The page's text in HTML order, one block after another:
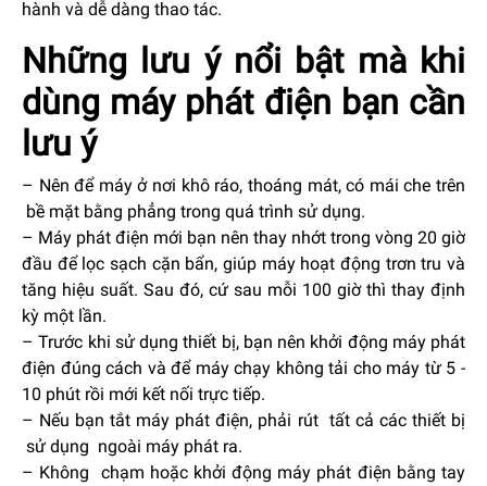
hành và dễ dàng thao tác.
Những lưu ý nổi bật mà khi
dùng máy phát điện bạn cần
lưu ý
– Nên để máy ở nơi khô ráo, thoáng mát, có mái che trên
bề mặt bằng phẳng trong quá trình sử dụng.
– Máy phát điện mới bạn nên thay nhớt trong vòng 20 giờ
đầu để lọc sạch cặn bẩn, giúp máy hoạt động trơn tru và
tăng hiệu suất. Sau đó, cứ sau mỗi 100 giờ thì thay định
kỳ một lần.
– Trước khi sử dụng thiết bị, bạn nên khởi động máy phát
điện đúng cách và để máy chạy không tải cho máy từ 5 -
10 phút rồi mới kết nối trực tiếp.
– Nếu bạn tắt máy phát điện, phải rút tất cả các thiết bị
sử dụng ngoài máy phát ra.
– Không chạm hoặc khởi động máy phát điện bằng tay